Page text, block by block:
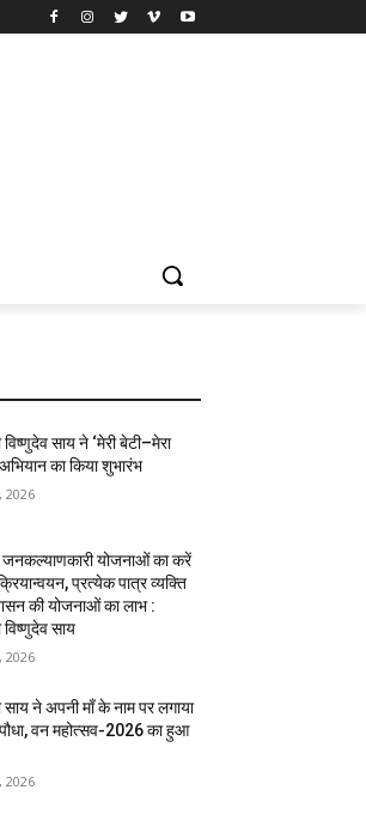
साय ने ‘मेरी बेटी–मेरा
का किया शुभारंभ
2026
योजनाओं का करें
प्रत्येक पात्र व्यक्ति
की योजनाओं का लाभ :
साय
2026
ने अपनी माँ के नाम पर लगाया
वन महोत्सव-2026 का हुआ
2026